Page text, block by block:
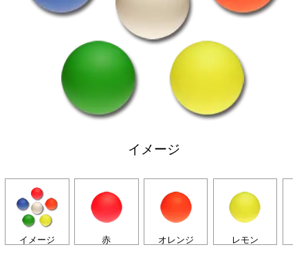
イメージ
イメージ 赤 オレンジ レモン